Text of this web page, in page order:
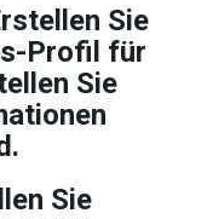
Sie
Profil für
Sie
Sie